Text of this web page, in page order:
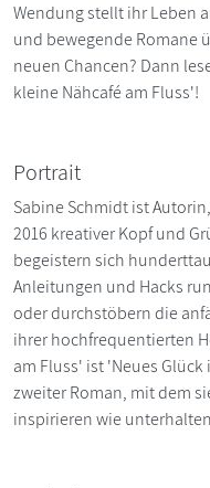
Wendung stellt ihr Leben
und bewegende Romane
neuen Chancen? Dann
kleine Nähcafé am Fluss'!
Portrait
Sabine Schmidt ist
2016 kreativer Kopf und
begeistern sich
Anleitungen und Hacks
oder durchstöbern die
ihrer hochfrequentierten
am Fluss' ist 'Neues
zweiter Roman, mit dem
inspirieren wie